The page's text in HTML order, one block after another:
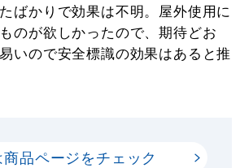
ばかりで効果は不明。屋外使用に
のが欲しかったので、期待どお
いので安全標識の効果はあると推
品ページをチェック